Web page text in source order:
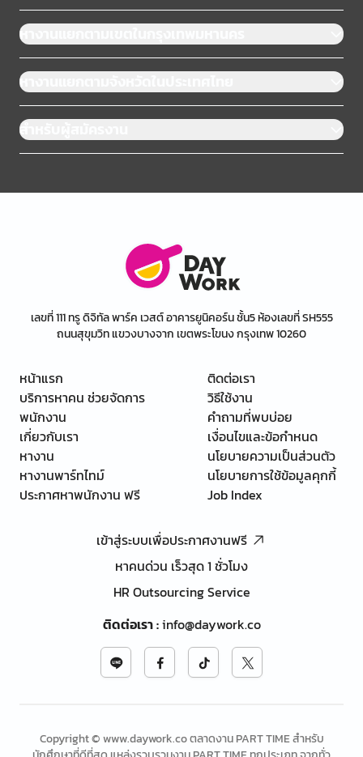
หางานแยกตามเขตในกรุงเทพมหานคร
หางานแยกตามจังหวัดในประเทศไทย
สำหรับผู้สมัครงาน
เลขที่ 111 ทรู ดิจิทัล พาร์ค เวสต์ อาคารยูนิคอร์น ชั้น5 ห้องเลขที่ SH555
ถนนสุขุมวิท แขวงบางจาก เขตพระโขนง กรุงเทพ 10260
หน้าแรก
บริการหาคน ช่วยจัดการ
พนักงาน
เกี่ยวกับเรา
หางาน
หางานพาร์ทไทม์
ประกาศหาพนักงาน ฟรี
ติดต่อเรา
วิธีใช้งาน
คำถามที่พบบ่อย
เงื่อนไขและข้อกำหนด
นโยบายความเป็นส่วนตัว
นโยบายการใช้ข้อมูลคุกกี้
Job Index
เข้าสู่ระบบเพื่อประกาศงานฟรี
หาคนด่วน เร็วสุด 1 ชั่วโมง
HR Outsourcing Service
ติดต่อเรา:info@daywork.co
Copyright © www.daywork.co ตลาดงาน PART TIME สำหรับ